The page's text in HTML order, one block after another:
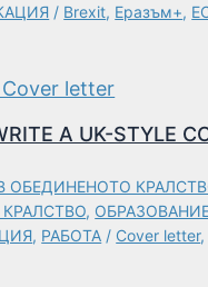
/ Brexit, Еразъм+,
A UK-STYLE
ОБЕДИНЕНОТО
,
, РАБОТА / Cover letter